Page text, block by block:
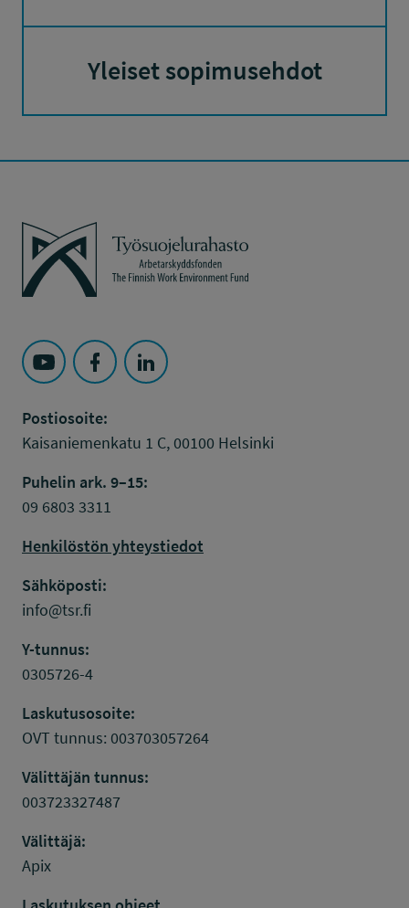
Yleiset sopimusehdot
Työsuojelurahasto
Seuraa Työsuojelurahasto kohteessa: YouTube
Seuraa Työsuojelurahasto kohteessa:
Seuraa Työsuojelurahasto kohteessa:
Postiosoite:
Kaisaniemenkatu 1 C, 00100 Helsinki
Puhelin ark. 9–15:
09 6803 3311
Henkilöstön yhteystiedot
Sähköposti:
info@tsr.fi
Y-tunnus:
0305726-4
Laskutusosoite:
OVT tunnus: 003703057264
Välittäjän tunnus:
003723327487
Välittäjä:
Apix